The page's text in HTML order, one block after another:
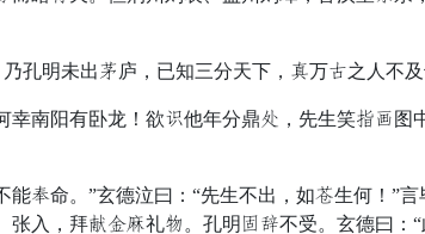
明未出市庐，已知三分天下，仍万队之人不及
阳有卧龙！欲飘他年分鼎润，先生笑敌箭图
命。”玄德泣曰：“先生不出，如温生何！”
张入，拜暗尝副礼遗。孔明甲严不受。玄德曰